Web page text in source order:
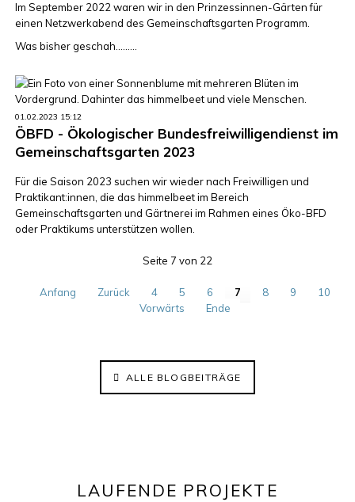
Im September 2022 waren wir in den Prinzessinnen-Gärten für
einen Netzwerkabend des Gemeinschaftsgarten Programm.
Was bisher geschah.........
01.02.2023 15:12
ÖBFD - Ökologischer Bundesfreiwilligendienst im
Gemeinschaftsgarten 2023
Für die Saison 2023 suchen wir wieder nach Freiwilligen und
Praktikant:innen, die das himmelbeet im Bereich
Gemeinschaftsgarten und Gärtnerei im Rahmen eines Öko-BFD
oder Praktikums unterstützen wollen.
Seite 7 von 22
Anfang Zurück 4 5 6 7 8 9
10
Vorwärts
Ende
ALLE BLOGBEITRÄGE
LAUFENDE PROJEKTE